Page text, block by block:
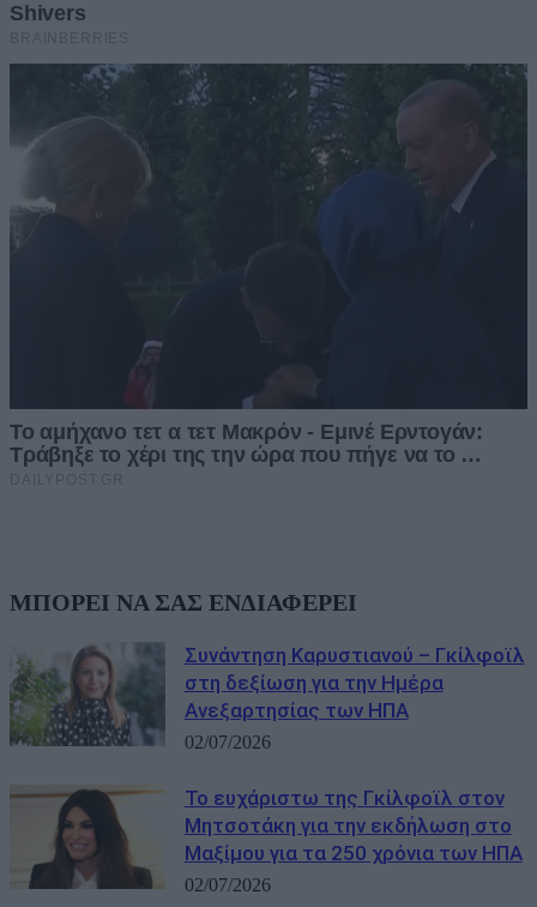
ΜΠΟΡΕΙ ΝΑ ΣΑΣ ΕΝΔΙΑΦΕΡΕΙ
Συνάντηση Καρυστιανού – Γκίλφοϊλ
στη δεξίωση για την Ημέρα
Ανεξαρτησίας των ΗΠΑ
02/07/2026
Το ευχάριστω της Γκίλφοϊλ στον
Μητσοτάκη για την εκδήλωση στο
Μαξίμου για τα 250 χρόνια των ΗΠΑ
02/07/2026